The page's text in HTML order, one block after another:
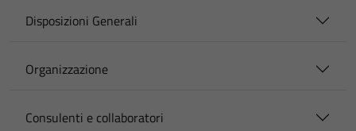
Disposizioni Generali
Organizzazione
Consulenti e collaboratori